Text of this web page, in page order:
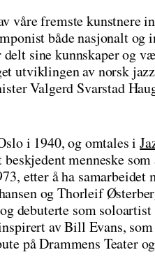
våre fremste kunstnere
både nasjonalt og
delt sine kunnskaper og
utviklingen av norsk
Valgerd Svarstad
i 1940, og omtales i
menneske
etter å ha
og Thorleif
debuterte som
av Bill Evans,
på Drammens Teater